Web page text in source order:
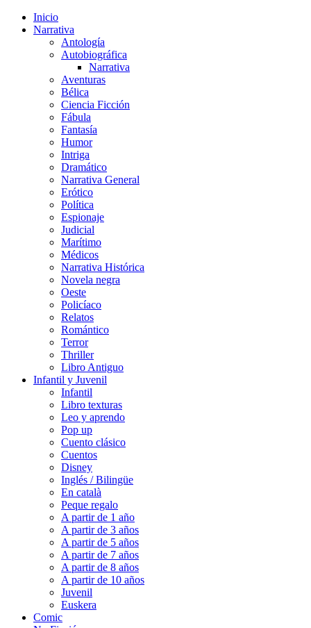
Inicio
Narrativa
Antología
Autobiográfica
Narrativa
Aventuras
Bélica
Ciencia Ficción
Fábula
Fantasía
Humor
Intriga
Dramático
Narrativa General
Erótico
Política
Espionaje
Judicial
Marítimo
Médicos
Narrativa Histórica
Novela negra
Oeste
Policíaco
Relatos
Romántico
Terror
Thriller
Libro Antiguo
Infantil y Juvenil
Infantil
Libro texturas
Leo y aprendo
Pop up
Cuento clásico
Cuentos
Disney
Inglés / Bilingüe
En català
Peque regalo
A partir de 1 año
A partir de 3 años
A partir de 5 años
A partir de 7 años
A partir de 8 años
A partir de 10 años
Juvenil
Euskera
Comic